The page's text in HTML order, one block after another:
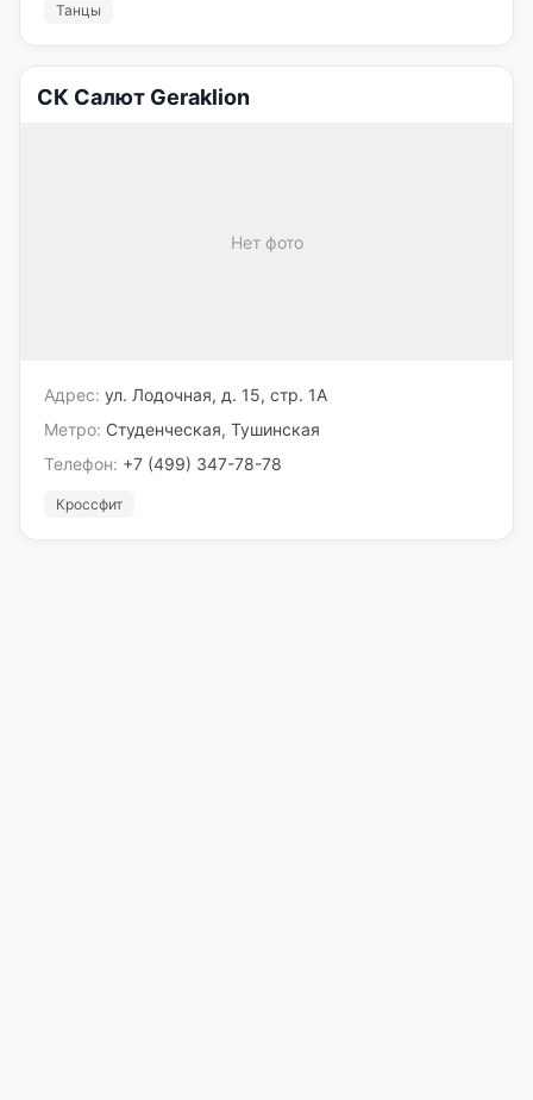
Танцы
СК Салют Geraklion
Нет фото
Адрес: ул. Лодочная, д. 15, стр. 1А
Метро: Студенческая, Тушинская
Телефон: +7 (499) 347-78-78
Кроссфит